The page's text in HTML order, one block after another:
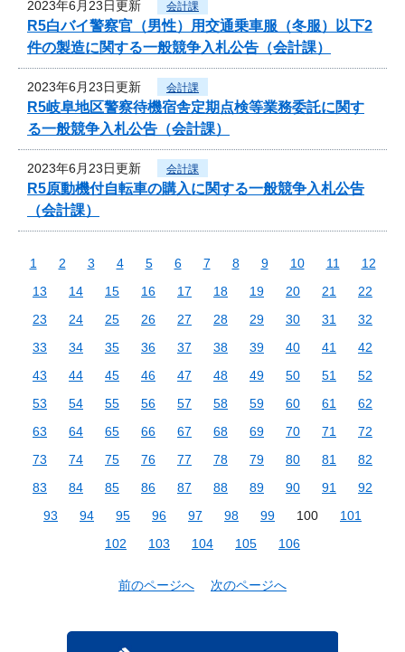
2023年6月23日更新 会計課
R5白バイ警察官（男性）用交通乗車服（冬服）以下2
件の製造に関する一般競争入札公告（会計課）
2023年6月23日更新 会計課
R5岐阜地区警察待機宿舎定期点検等業務委託に関す
る一般競争入札公告（会計課）
2023年6月23日更新 会計課
R5原動機付自転車の購入に関する一般競争入札公告
（会計課）
1 2 3 4 5 6 7 8 9 10 11
12
13
14 15 16 17 18 19 20 21
22
23
24 25 26 27 28 29 30 31
32
33
34 35 36 37 38 39 40 41
42
43
44 45 46 47 48 49 50 51
52
53
54 55 56 57 58 59 60 61
62
63
64 65 66 67 68 69 70 71
72
73
74 75 76 77 78 79 80 81
82
83
84 85 86 87 88 89 90 91
92
93
94 95 96 97 98 99 100
101
102
103 104 105 106
前のページへ 次のページへ